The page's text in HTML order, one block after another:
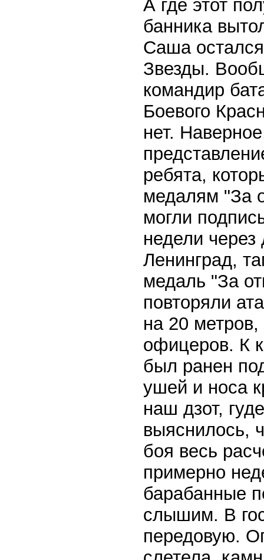
А где этот
банника
Саша
Звезды.
командир
Боевого
нет.
ребята,
медалям "За
могли
недели
Ленинград,
медаль "За
повторяли
на 20
офицеров. К
был ранен
ушей и носа
наш дзот,
выяснилось,
боя весь
примерно
барабанные
слышим. В
передовую.